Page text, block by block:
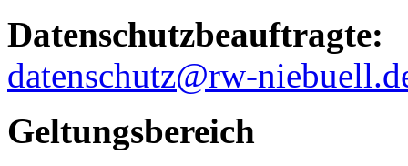
Datenschutzbeauftragte:
datenschutz@rw-
Geltungsbereich